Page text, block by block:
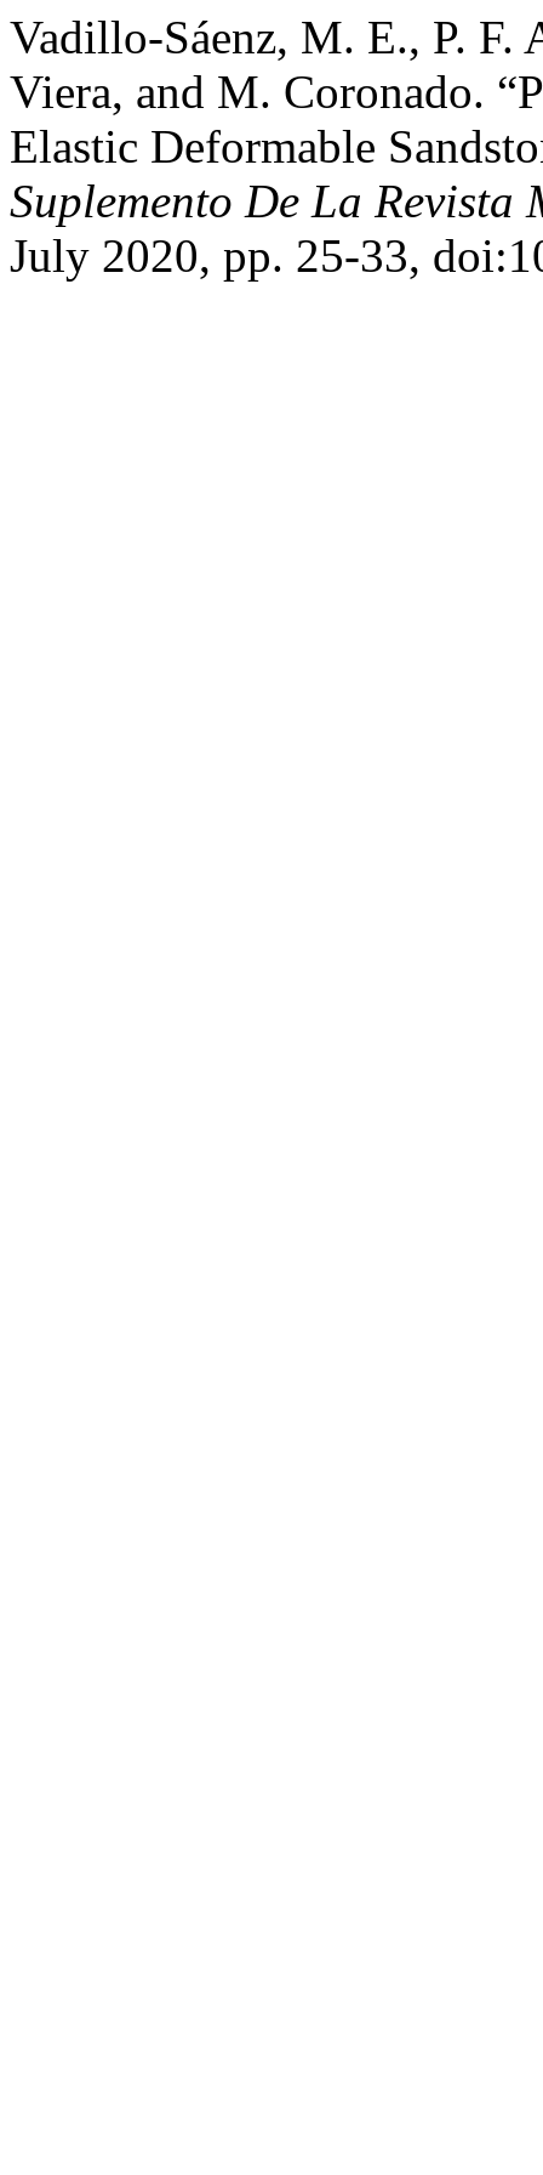
Vadillo-Sáenz, M. E., P.
Viera, and M. Coronado.
Elastic Deformable
Suplemento De La Revista
July 2020, pp. 25-33,